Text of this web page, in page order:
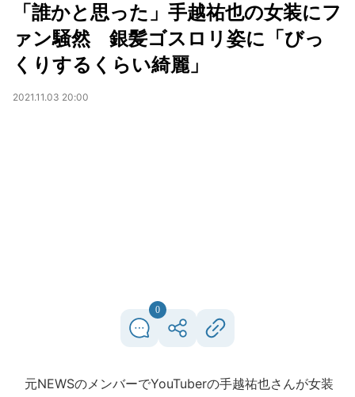
「誰かと思った」手越祐也の女装にフ
ァン騒然 銀髪ゴスロリ姿に「びっ
くりするくらい綺麗」
2021.11.03 20:00
0
元NEWSのメンバーでYouTuberの手越祐也さんが女装